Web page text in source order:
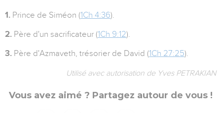
1. Prince de Siméon (1Ch 4:36).
2. Père d'un sacrificateur (1Ch 9:12).
3. Père d'Azmaveth, trésorier de David (1Ch 27:25).
Utilisé avec autorisation de Yves PETRAKIAN
Vous avez aimé ? Partagez autour de vous !